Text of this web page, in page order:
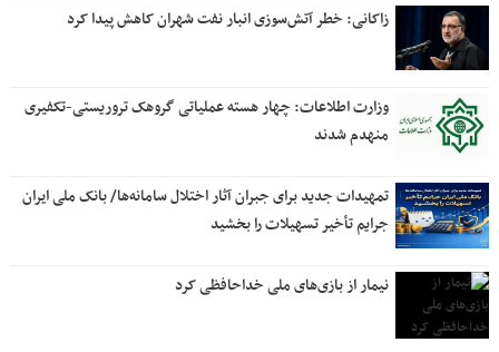
زاکانی: خطر آتش‌سوزی انبار نفت شهران کاهش پیدا کرد
وزارت اطلاعات: چهار هسته‌ عملیاتی گروهک‌ تروریستی-تکفیری
منهدم شدند
تمهیدات جدید برای جبران آثار اختلال سامانه‌ها/ بانک ملی ایران
جرایم تأخیر تسهیلات را بخشید
نیمار از بازی‌های ملی خداحافظی کرد